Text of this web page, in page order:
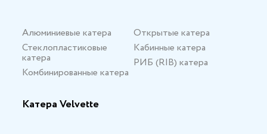
Алюминиевые катера
Стеклопластиковые
катера
Комбинированные катера
Открытые катера
Кабинные катера
РИБ (RIB) катера
Катера Velvette